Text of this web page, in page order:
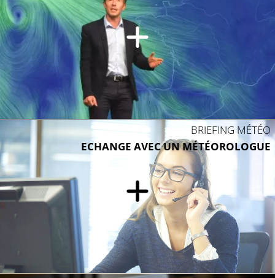
BRIEFING MÉTÉO
ECHANGE AVEC UN MÉTÉOROLOGUE